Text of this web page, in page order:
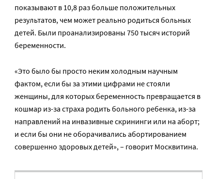
показывают в 10,8 раз больше положительных
результатов, чем может реально родиться больных
детей. Были проанализированы 750 тысяч историй
беременности.
«Это было бы просто неким холодным научным
фактом, если бы за этими цифрами не стояли
женщины, для которых беременность превращается в
кошмар из-за страха родить больного ребенка, из-за
направлений на инвазивные скрининги или на аборт;
и если бы они не оборачивались абортированием
совершенно здоровых детей», – говорит Москвитина.